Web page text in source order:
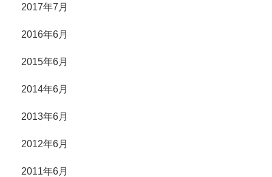
2017年7月
2016年6月
2015年6月
2014年6月
2013年6月
2012年6月
2011年6月